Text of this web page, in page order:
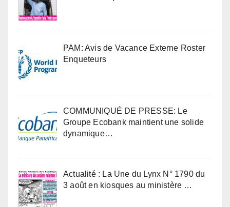
PAM: Avis de Vacance Externe Roster
Enqueteurs
COMMUNIQUÉ DE PRESSE: Le
Groupe Ecobank maintient une solide
dynamique…
Actualité : La Une du Lynx N° 1790 du
3 août en kiosques au ministère …